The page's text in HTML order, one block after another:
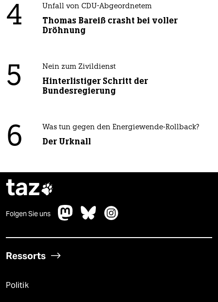
4 Unfall von CDU-Abgeordnetem
Thomas Bareiß crasht bei voller
Dröhnung
5 Nein zum Zivildienst
Hinterlistiger Schritt der
Bundesregierung
6 Was tun gegen den Energiewende-Rollback?
Der Urknall
taz
Folgen Sie uns
Ressorts
Politik